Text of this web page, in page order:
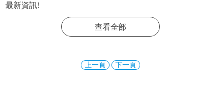
最新資訊!
查看全部
上一頁 下一頁